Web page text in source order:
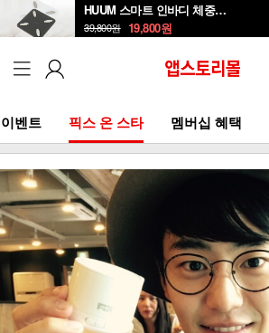
HUUM 스마트 인바디 체중계 SB-108B
39,800원 19,800원
이벤트 픽스 온 스타 멤버십 혜택